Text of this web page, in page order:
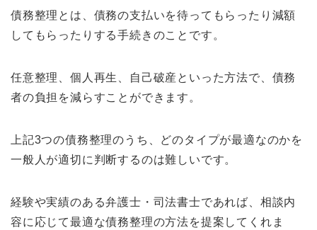
債務整理とは、債務の支払いを待ってもらったり減額
してもらったりする手続きのことです。
任意整理、個人再生、自己破産といった方法で、債務
者の負担を減らすことができます。
上記3つの債務整理のうち、どのタイプが最適なのかを
一般人が適切に判断するのは難しいです。
経験や実績のある弁護士・司法書士であれば、相談内
容に応じて最適な債務整理の方法を提案してくれま